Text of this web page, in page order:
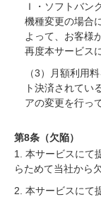
Ｉ・ソフトバン
機種変更の場合
よって、お客様
再度本サービス
（3）月額利用
ト決済されてい
アの変更を行っ
第8条（欠陥）
1. 本サービスにて
らためて当社から
2. 本サービスにて